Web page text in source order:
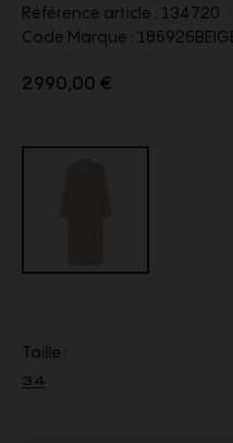
Référence article : 134720
Code Marque :
2 990,00 €
Taille :
34